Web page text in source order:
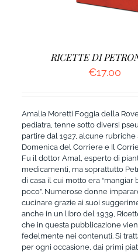
RICETTE DI
€17.00
Amalia Moretti Foggia della
pediatra, tenne sotto diversi
partire dal 1927, alcune rubriche
Domenica del Corriere e Il
Fu il dottor Amal, esperto di
medicamenti, ma soprattutto
di casa il cui motto era “mangiar
poco”. Numerose donne
cucinare grazie ai suoi
anche in un libro del 1939,
che in questa pubblicazione
fedelmente nei contenuti. Si
per ogni occasione, dai primi